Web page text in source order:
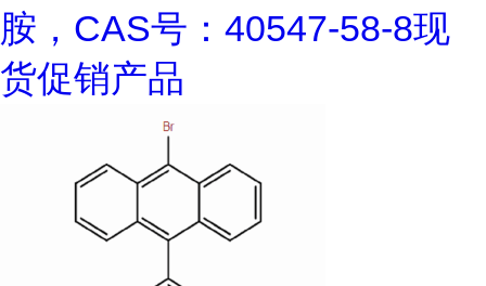
胺，CAS号：40547-58-8现
货促销产品